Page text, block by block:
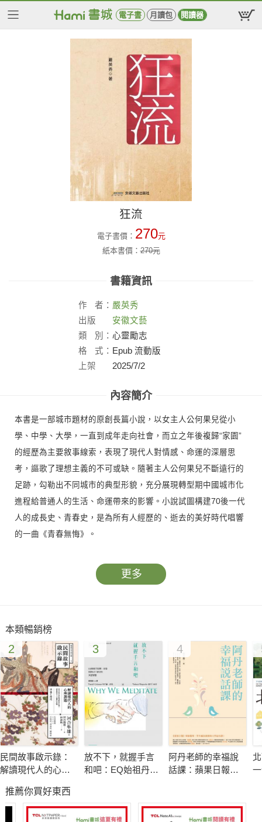
電子書 月讀包 閱讀器
狂流
電子書價： 270元
紙本書價：270元
書籍資訊
作 者： 嚴英秀
出版
社：
安徽文藝
類
別： 心靈勵志
格
式： Epub 流動版
上架
2025/7/2
內容簡介
本書是一部城市題材的原創長篇小說，以女主人公何果兒從小
學、中學、大學，一直到成年走向社會，而立之年後複歸“家園”
的經歷為主要敘事線索，表現了現代人對情感、命運的深層思
考，謳歌了理想主義的不可或缺。隨著主人公何果兒不斷遠行的
足跡，勾勒出不同城市的典型形貌，充分展現轉型期中國城市化
進程給普通人的生活、命運帶來的影響。小說試圖構建70後一代
人的成長史、青春史，是為所有人經歷的、逝去的美好時代唱響
的一曲《青春無悔》。
更多
本類暢銷榜
2
民間故事啟示錄：
解讀現代人的心理
3
放不下，就握手言
和吧：EQ始祖丹尼
4
阿丹老師的幸福說
話課：蘋果日報專
課，教你不當句點
推薦你買好東西